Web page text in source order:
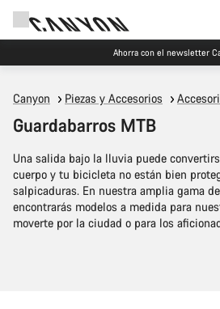
Ahorra con el newsletter
Canyon Piezas y Accesorios
Guardabarros MTB
Una salida bajo la lluvia puede
cuerpo y tu bicicleta no están bien
salpicaduras. En nuestra amplia gama
encontrarás modelos a medida para
moverte por la ciudad o para los